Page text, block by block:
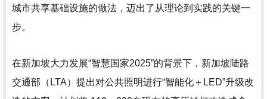
城市共享基础设施的做法，迈出了从理论到实践的关键一
步。
在新加坡大力发展“智慧国家2025”的背景下，新加坡陆路
交通部（LTA）提出对公共照明进行“智能化＋LED”升级改